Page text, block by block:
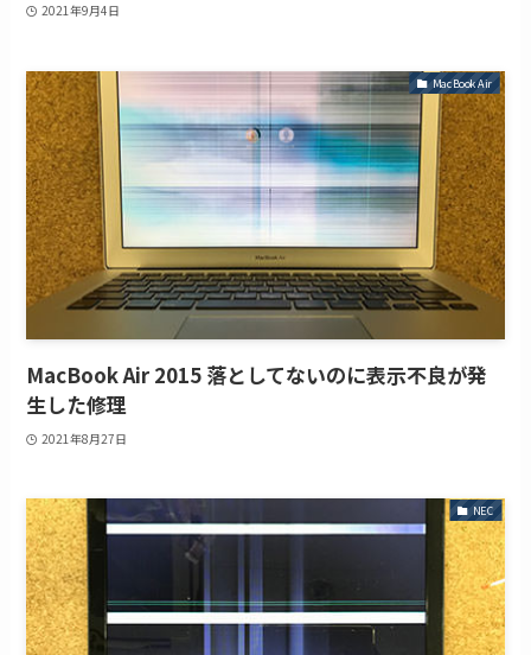
2021年9月4日
MacBook Air
MacBook Air 2015 落としてないのに表示不良が発
生した修理
2021年8月27日
NEC